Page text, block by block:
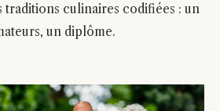
traditions culinaires codifiées : un
un diplôme.